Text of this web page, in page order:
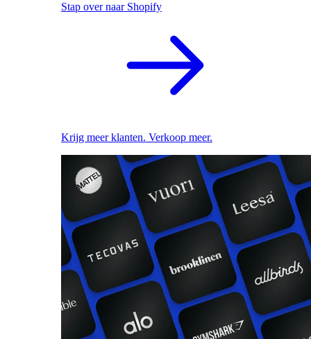
Stap over naar Shopify
Krijg meer klanten. Verkoop meer.